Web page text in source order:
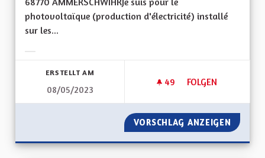
photovoltaïque (production d'électricité) installé
sur les...
ERSTELLT AM
08/05/2023
49 49 FOLLOWER
FOLGEN
AUTONOMIE DANS
VORSCHLAG ANZEIGEN